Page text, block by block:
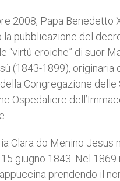
2008, Papa Benedetto
la pubblicazione del
“virtù eroiche” di suor
(1843-1899), originaria
Congregazione delle
Ospedaliere
Clara do Menino Jesus
giugno 1843. Nel
prendendo il